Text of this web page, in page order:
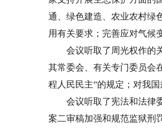
通、绿色建造、农业农村绿
用有关要求；完善应对气候
会议听取了周光权作的关
其常委会、有关专门委员会
程人民民主”的规定；对我
会议听取了宪法和法律委
案二审稿加强和规范监狱刑